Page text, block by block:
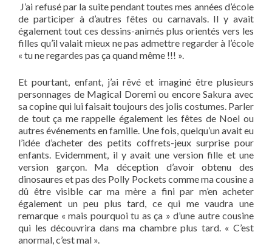
J’ai refusé par la suite pendant toutes mes années d’école
de participer à d’autres fêtes ou carnavals. Il y avait
également tout ces dessins-animés plus orientés vers les
filles qu’il valait mieux ne pas admettre regarder à l’école
« tu ne regardes pas ça quand même !!! ».
Et pourtant, enfant, j’ai rêvé et imaginé être plusieurs
personnages de Magical Doremi ou encore Sakura avec
sa copine qui lui faisait toujours des jolis costumes. Parler
de tout ça me rappelle également les fêtes de Noel ou
autres événements en famille. Une fois, quelqu’un avait eu
l’idée d’acheter des petits coffrets-jeux surprise pour
enfants. Evidemment, il y avait une version fille et une
version garçon. Ma déception d’avoir obtenu des
dinosaures et pas des Polly Pockets comme ma cousine a
dû être visible car ma mère a fini par m’en acheter
également un peu plus tard, ce qui me vaudra une
remarque « mais pourquoi tu as ça » d’une autre cousine
qui les découvrira dans ma chambre plus tard. « C’est
anormal, c’est mal ».